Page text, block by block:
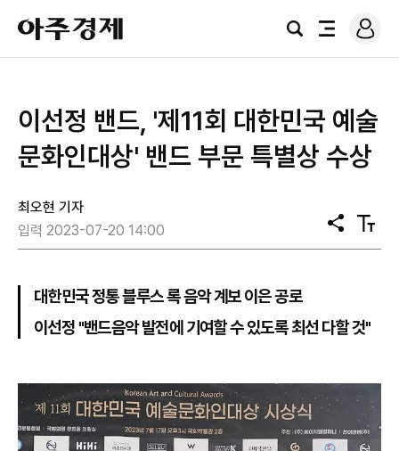
아
주
경
검
전
로
그
이선정 밴드, '제11회 대한민국 예술
문화인대상' 밴드 부문 특별상 수상
최오현 기자
입력 2023-07-20 14:00
공
유
텍
스
대한민국 정통 블루스 록 음악 계보 이은 공로
이선정 "밴드음악 발전에 기여할 수 있도록 최선 다할 것"